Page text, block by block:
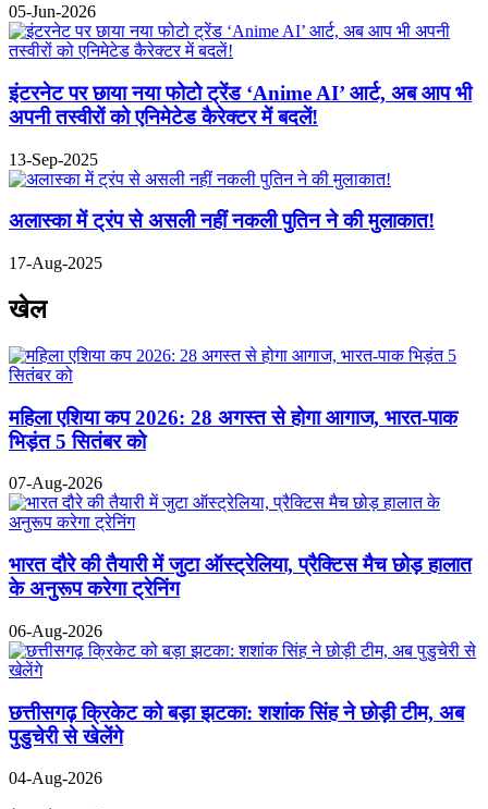
05-Jun-2026
इंटरनेट पर छाया नया फोटो ट्रेंड ‘Anime AI’ आर्ट, अब आप भी
अपनी तस्वीरों को एनिमेटेड कैरेक्टर में बदलें!
13-Sep-2025
अलास्का में ट्रंप से असली नहीं नकली पुतिन ने की मुलाकात!
17-Aug-2025
खेल
महिला एशिया कप 2026: 28 अगस्त से होगा आगाज, भारत-पाक
भिड़ंत 5 सितंबर को
07-Aug-2026
भारत दौरे की तैयारी में जुटा ऑस्ट्रेलिया, प्रैक्टिस मैच छोड़ हालात
के अनुरूप करेगा ट्रेनिंग
06-Aug-2026
छत्तीसगढ़ क्रिकेट को बड़ा झटका: शशांक सिंह ने छोड़ी टीम, अब
पुडुचेरी से खेलेंगे
04-Aug-2026